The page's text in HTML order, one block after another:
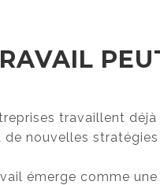
travaillent déjà
nouvelles
émerge comme